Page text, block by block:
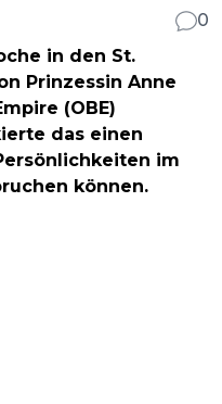
0
in den St.
Prinzessin Anne
(OBE)
das einen
im
können.